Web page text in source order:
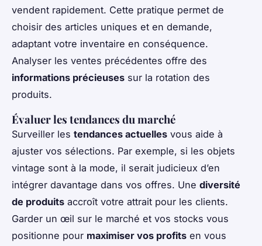
vendent rapidement. Cette pratique permet de
choisir des articles uniques et en demande,
adaptant votre inventaire en conséquence.
Analyser les ventes précédentes offre des
informations précieuses sur la rotation des
produits.
Évaluer les tendances du marché
Surveiller les tendances actuelles vous aide à
ajuster vos sélections. Par exemple, si les objets
vintage sont à la mode, il serait judicieux d’en
intégrer davantage dans vos offres. Une diversité
de produits accroît votre attrait pour les clients.
Garder un œil sur le marché et vos stocks vous
positionne pour maximiser vos profits en vous